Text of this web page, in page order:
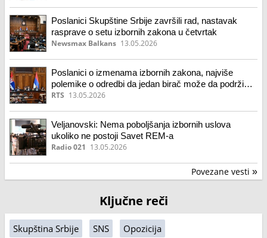
Poslanici Skupštine Srbije završili rad, nastavak
rasprave o setu izbornih zakona u četvrtak
Newsmax Balkans 13.05.2026
Poslanici o izmenama izbornih zakona, najviše
polemike o odredbi da jedan birač može da podrži
više lista
RTS 13.05.2026
Veljanovski: Nema poboljšanja izbornih uslova
ukoliko ne postoji Savet REM-a
Radio 021 13.05.2026
Povezane vesti »
Ključne reči
Skupština Srbije SNS Opozicija